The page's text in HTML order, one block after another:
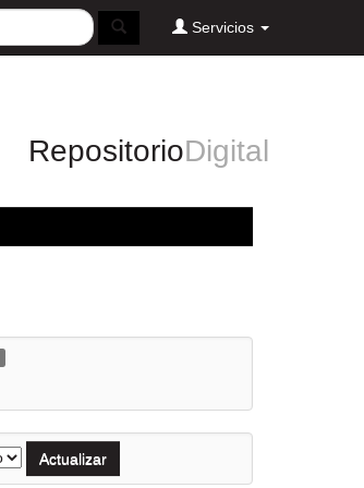
Servicios
RepositorioDigital